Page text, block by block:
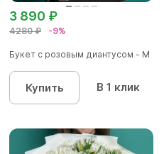
4280 ₽ -9%
3 890 ₽
Букет с розовым диантусом - М
Купить В 1 клик